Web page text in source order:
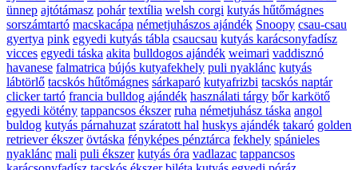
ünnep ajtótámasz pohár textília welsh corgi kutyás hűtőmágnes
sorszámtartó macskacápa németjuhászos ajándék Snoopy csau-csau
gyertya pink egyedi kutyás tábla csaucsau kutyás karácsonyfadísz
vicces egyedi táska akita bulldogos ajándék weimari vaddisznó
havanese falmatrica bújós kutyafekhely puli nyaklánc kutyás
lábtörlő tacskós hűtőmágnes sárkaparó kutyafrizbi tacskós naptár
clicker tartó francia bulldog ajándék használati tárgy bőr karkötő
egyedi kötény tappancsos ékszer ruha németjuhász táska angol
buldog kutyás párnahuzat száratott hal huskys ajándék takaró golden
retriever ékszer övtáska fényképes pénztárca fekhely spánieles
nyaklánc mali puli ékszer kutyás óra vadlazac tappancsos